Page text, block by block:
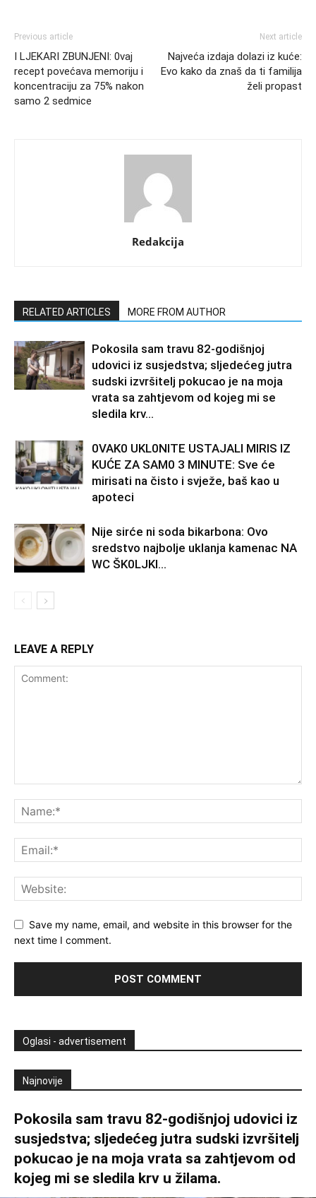
Previous article
I LJEKARI ZBUNJENI: 0vaj
recept povećava memoriju i
koncentraciju za 75% nakon
samo 2 sedmice
Next article
Najveća izdaja dolazi iz kuće:
Evo kako da znaš da ti familija
želi propast
Redakcija
RELATED ARTICLES MORE FROM AUTHOR
Pokosila sam travu 82-godišnjoj
udovici iz susjedstva; sljedećeg jutra
sudski izvršitelj pokucao je na moja
vrata sa zahtjevom od kojeg mi se
sledila krv...
0VAK0 UKL0NlTE USTAJALl MIRIS IZ
KUĆE ZA SAM0 3 MINUTE: Sve će
mirisati na čisto i svježe, baš kao u
apoteci
Nije sirće ni soda bikarbona: Ovo
sredstvo najbolje uklanja kamenac NA
WC ŠK0LJKl…
LEAVE A REPLY
Save my name, email, and website in this browser for the
next time I comment.
Oglasi - advertisement
Najnovije
Pokosila sam travu 82-godišnjoj udovici iz
susjedstva; sljedećeg jutra sudski izvršitelj
pokucao je na moja vrata sa zahtjevom od
kojeg mi se sledila krv u žilama.